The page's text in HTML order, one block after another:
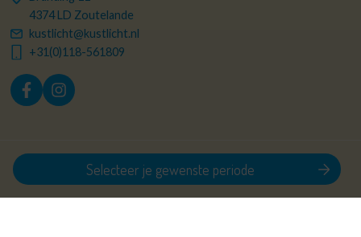
Selecteer je gewenste periode
4374 LD Zoutelande
kustlicht@kustlicht.nl
+31(0)118-561809
© 2026 Kustlicht Privacy policy
Algemene voorwaarden
Realisatie: Holiday Media